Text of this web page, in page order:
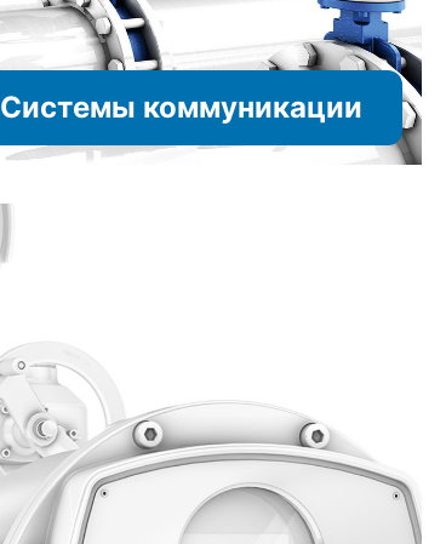
Системы коммуникации